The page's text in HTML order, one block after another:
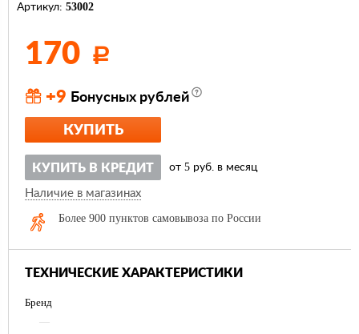
Артикул: 53002
170 Р
+9 Бонусных рублей
КУПИТЬ
КУПИТЬ В КРЕДИТ от 5 руб. в месяц
Наличие в магазинах
Более 900 пунктов самовывоза по России
ТЕХНИЧЕСКИЕ ХАРАКТЕРИСТИКИ
Бренд
—